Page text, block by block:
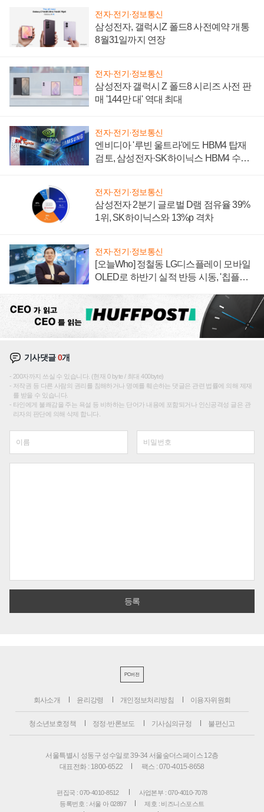
전자·전기·정보통신
삼성전자, 갤럭시Z 폴드8 사전예약 개통
8월31일까지 연장
전자·전기·정보통신
삼성전자 갤럭시 Z 폴드8 시리즈 사전 판
매 '144만 대' 역대 최대
전자·전기·정보통신
엔비디아 '루빈 울트라'에도 HBM4 탑재
검토, 삼성전자·SK하이닉스 HBM4 수율
전자·전기·정보통신
삼성전자 2분기 글로벌 D램 점유율 39%
1위, SK하이닉스와 13%p 격차
전자·전기·정보통신
[오늘Who] 정철동 LG디스플레이 모바일
OLED로 하반기 실적 반등 시동, '칩플레
기사댓글0개
200자까지 쓰실 수 있습니다. (현재 0 byte / 최대 400byte)
저작권 등 다른 사람의 권리를 침해하거나 명예를 훼손하는 댓글은 관련 법률에 의해 제재
를 받을 수 있습니다.
타인에게 불쾌감을 주는 욕설 등 비하하는 단어가 내용에 포함되거나 인신공격성 글은 관
리자의 판단에 의해 삭제 합니다.
PC버전
회사소개 윤리강령 개인정보처리방침 이용자위원회
청소년보호정책 정정·반론보도 기사심의규정 불편신고
서울특별시 성동구 성수일로 39-34 서울숲더스페이스 12층
대표전화 : 1800-6522
팩스 : 070-4015-8658
편집국 : 070-4010-8512
사업본부 : 070-4010-7078
등록번호 : 서울 아 02897
제호 : 비즈니스포스트